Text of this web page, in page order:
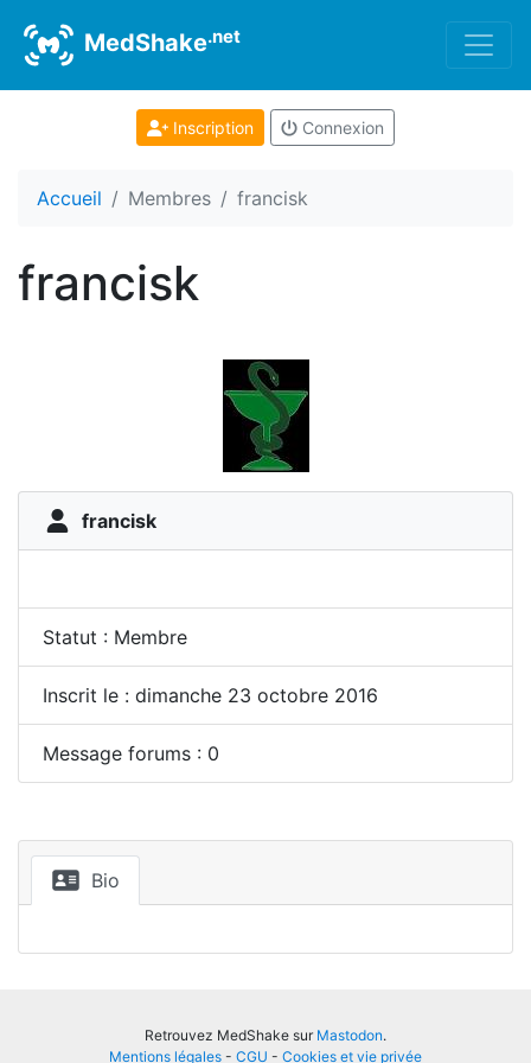
MedShake.net
Inscription Connexion
Accueil Membres francisk
francisk
francisk
Statut : Membre
Inscrit le : dimanche 23 octobre 2016
Message forums : 0
Bio
Retrouvez MedShake sur Mastodon.
Mentions légales - CGU - Cookies et vie privée